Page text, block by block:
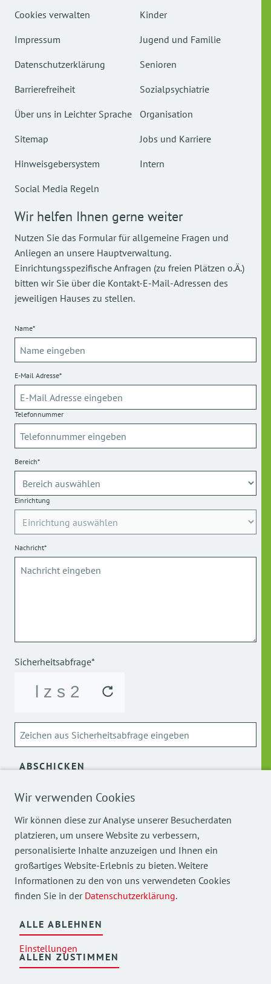
Wir verwenden Cookies
Wir können diese zur Analyse unserer Besucherdaten
platzieren, um unsere Website zu verbessern,
personalisierte Inhalte anzuzeigen und Ihnen ein
großartiges Website-Erlebnis zu bieten. Weitere
Informationen zu den von uns verwendeten Cookies
finden Sie in der Datenschutzerklärung.
ALLE ABLEHNEN
Einstellungen
ALLEN ZUSTIMMEN
Cookies verwalten
Impressum
Datenschutzerklärung
Barrierefreiheit
Über uns in Leichter Sprache
Sitemap
Hinweisgebersystem
Social Media Regeln
Kinder
Jugend und Familie
Senioren
Sozialpsychiatrie
Organisation
Jobs und Karriere
Intern
Wir helfen Ihnen gerne weiter
Nutzen Sie das Formular für allgemeine Fragen und
Anliegen an unsere Hauptverwaltung.
Einrichtungsspezifische Anfragen (zu freien Plätzen o.Ä.)
bitten wir Sie über die Kontakt-E-Mail-Adressen des
jeweiligen Hauses zu stellen.
Name*
E-Mail Adresse*
Telefonnummer
Bereich*
Einrichtung
Nachricht*
Sicherheitsabfrage*
ABSCHICKEN
Über die Verarbeitung meiner personenbezogenen Daten
Mehr Einblicke in unsere Arbeit finden Sie auch auf
unseren Social Media Kanälen.